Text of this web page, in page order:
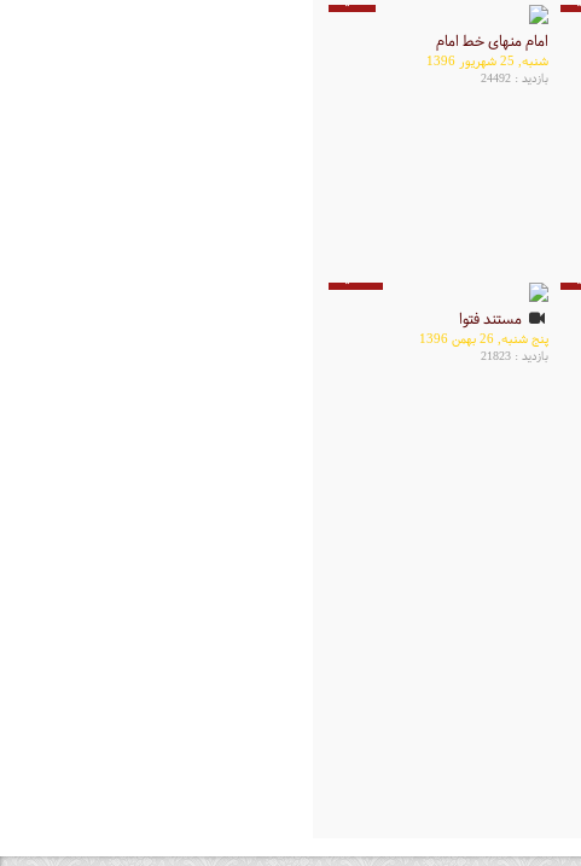
امام منهای خط امام
شنبه, 25 شهریور 1396
بازدید : 24492
مستند فتوا
پنج شنبه, 26 بهمن 1396
بازدید : 21823